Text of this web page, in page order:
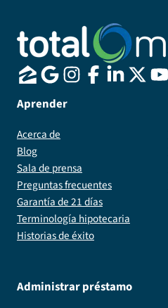
Aprender
Acerca de
Blog
Sala de prensa
Preguntas frecuentes
Garantía de 21 días
Terminología hipotecaria
Historias de éxito
Administrar préstamo